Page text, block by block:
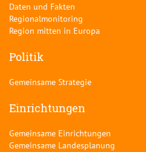
Daten und Fakten
Regionalmonitoring
Region mitten in Europa
Politik
Gemeinsame Strategie
Einrichtungen
Gemeinsame Einrichtungen
Gemeinsame Landesplanung